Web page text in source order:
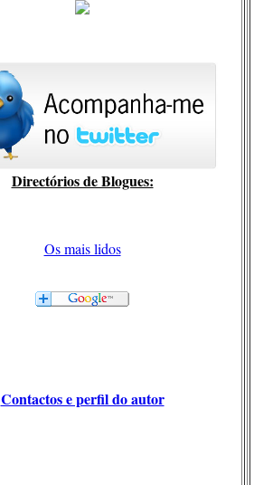
Directórios de Blogues:
Os mais lidos
Contactos e perfil do autor